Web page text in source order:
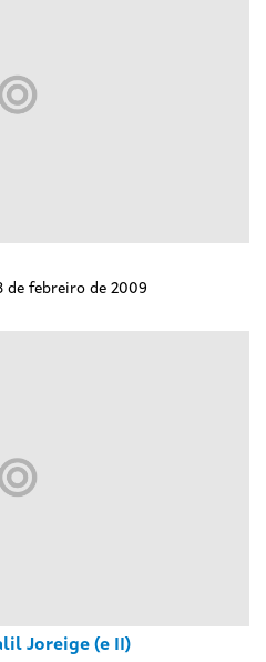
de febreiro de 2009
Joreige (e II)